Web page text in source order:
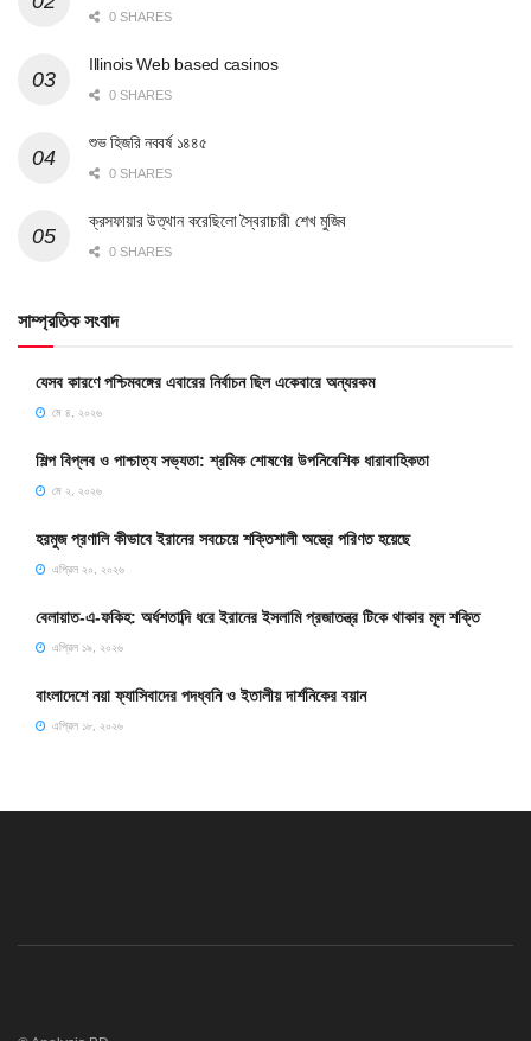
0 SHARES
Illinois Web based casinos
0 SHARES
শুভ হিজরি নববর্ষ ১৪৪৫
0 SHARES
ক্রসফায়ার উত্থান করেছিলো স্বৈরাচারী শেখ মুজিব
0 SHARES
সাম্প্রতিক সংবাদ
যেসব কারণে পশ্চিমবঙ্গের এবারের নির্বাচন ছিল একেবারে অন্যরকম
মে ৪, ২০২৬
শিল্প বিপ্লব ও পাশ্চাত্য সভ্যতা: শ্রমিক শোষণের উপনিবেশিক ধারাবাহিকতা
মে ২, ২০২৬
হরমুজ প্রণালি কীভাবে ইরানের সবচেয়ে শক্তিশালী অস্ত্রে পরিণত হয়েছে
এপ্রিল ২০, ২০২৬
বেলায়াত-এ-ফকিহ: অর্ধশতাব্দি ধরে ইরানের ইসলামি প্রজাতন্ত্র টিকে থাকার মূল শক্তি
এপ্রিল ১৯, ২০২৬
বাংলাদেশে নয়া ফ্যাসিবাদের পদধ্বনি ও ইতালীয় দার্শনিকের বয়ান
এপ্রিল ১৮, ২০২৬